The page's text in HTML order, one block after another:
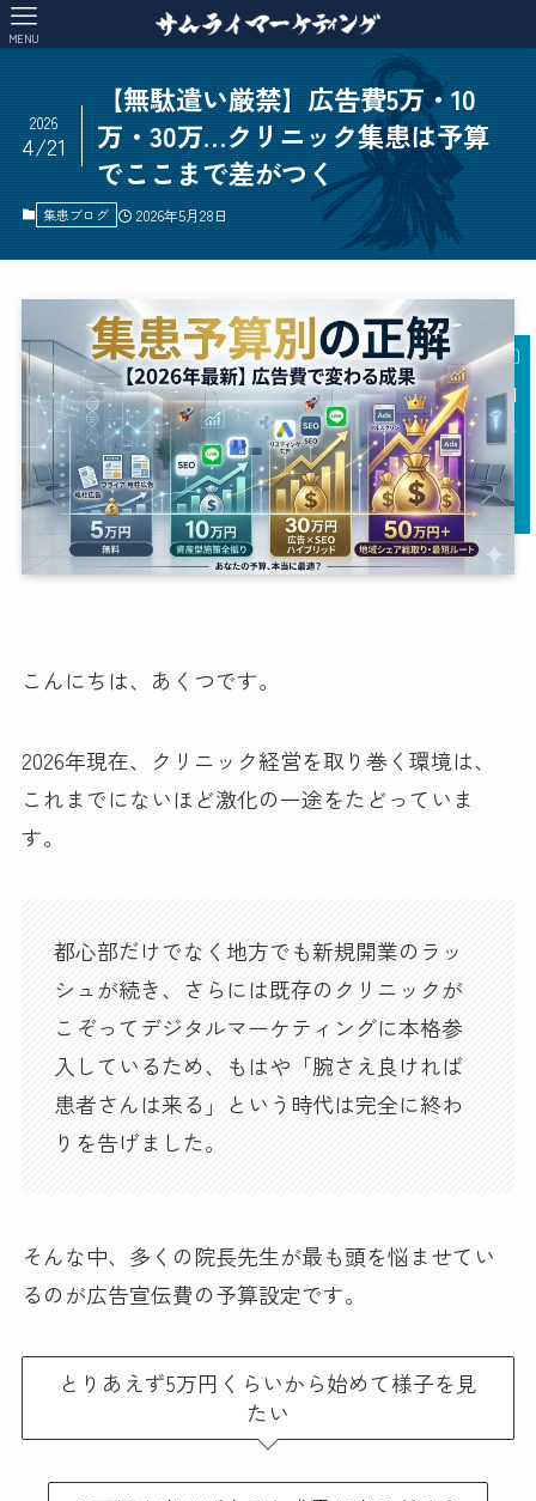
MENU
【無駄遣い厳禁】広告費5万・10
万・30万…クリニック集患は予算
でここまで差がつく
2026
4/21
集患ブログ 2026年5月28日
こんにちは、あくつです。
2026年現在、クリニック経営を取り巻く環境は、
これまでにないほど激化の一途をたどっていま
す。
都心部だけでなく地方でも新規開業のラッ
シュが続き、さらには既存のクリニックが
こぞってデジタルマーケティングに本格参
入しているため、もはや「腕さえ良ければ
患者さんは来る」という時代は完全に終わ
りを告げました。
そんな中、多くの院長先生が最も頭を悩ませてい
るのが広告宣伝費の予算設定です。
とりあえず5万円くらいから始めて様子を見
たい
AI
チャットに質問